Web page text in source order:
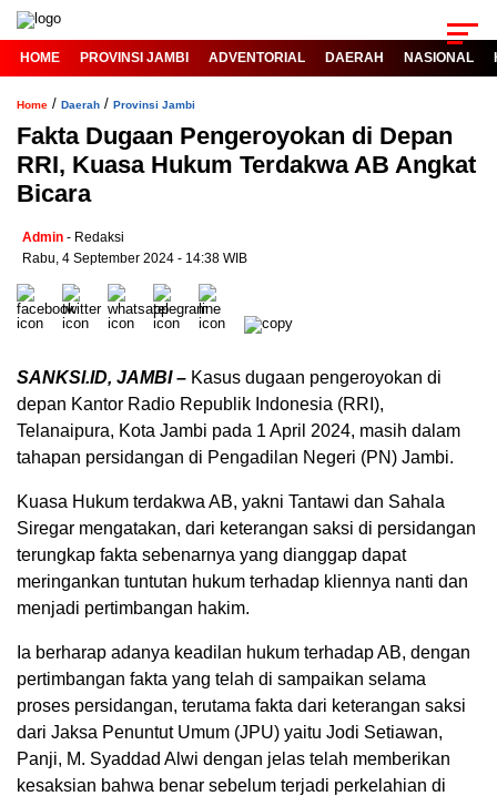
HOME PROVINSI JAMBI ADVENTORIAL DAERAH NASIONAL
Home / Daerah / Provinsi Jambi
Fakta Dugaan Pengeroyokan di Depan
RRI, Kuasa Hukum Terdakwa AB Angkat
Bicara
Admin - Redaksi
Rabu, 4 September 2024 - 14:38 WIB
SANKSI.ID, JAMBI – Kasus dugaan pengeroyokan di
depan Kantor Radio Republik Indonesia (RRI),
Telanaipura, Kota Jambi pada 1 April 2024, masih dalam
tahapan persidangan di Pengadilan Negeri (PN) Jambi.
Kuasa Hukum terdakwa AB, yakni Tantawi dan Sahala
Siregar mengatakan, dari keterangan saksi di persidangan
terungkap fakta sebenarnya yang dianggap dapat
meringankan tuntutan hukum terhadap kliennya nanti dan
menjadi pertimbangan hakim.
Ia berharap adanya keadilan hukum terhadap AB, dengan
pertimbangan fakta yang telah di sampaikan selama
proses persidangan, terutama fakta dari keterangan saksi
dari Jaksa Penuntut Umum (JPU) yaitu Jodi Setiawan,
Panji, M. Syaddad Alwi dengan jelas telah memberikan
kesaksian bahwa benar sebelum terjadi perkelahian di